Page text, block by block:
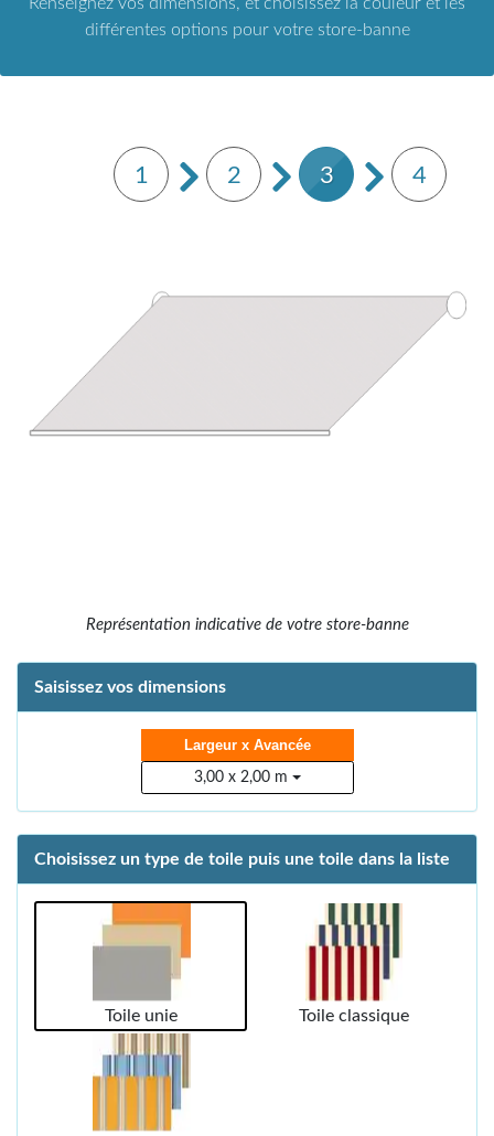
différentes options pour votre store-banne
1 2 3 4
Représentation indicative de votre store-banne
Saisissez vos dimensions
Largeur x Avancée
3,00 x 2,00 m
Choisissez un type de toile puis une toile dans la liste
Toile unie Toile classique